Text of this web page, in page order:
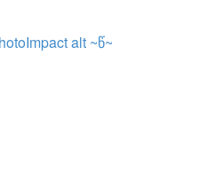
alt ~წ~